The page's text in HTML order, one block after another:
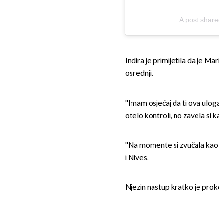
A post
Indira je primijetila da je
osrednji.
''Imam osjećaj da ti ova
otelo kontroli, no zavela si
''Na momente si zvučala
i Nives.
Njezin nastup kratko je